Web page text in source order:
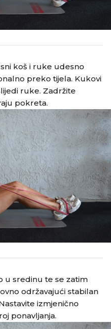
koš i ruke udesno
preko tijela. Kukovi
ruke. Zadržite
pokreta.
u sredinu te se zatim
održavajući stabilan
izmjenično
ponavljanja.